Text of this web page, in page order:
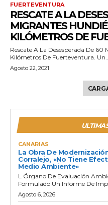
FUERTEVENTURA
RESCATE A LA
MIGRANTES
KILÓMETROS DE
Rescate A La Desesperada De 60
Kilómetros De Fuerteventura. Un...
Agosto 22, 2021
CANARIAS
La Obra De
Corralejo, «no Tiene
Medio Ambiente»
L Órgano De Evaluación
Formulado Un Informe De
Agosto 6, 2026